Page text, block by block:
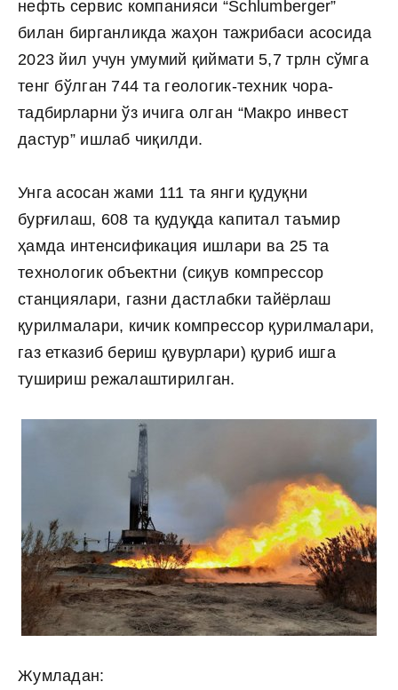
нефть сервис компанияси “Schlumberger”
билан бирганликда жаҳон тажрибаси асосида
2023 йил учун умумий қиймати 5,7 трлн сўмга
тенг бўлган 744 та геологик-техник чора-
тадбирларни ўз ичига олган “Макро инвест
дастур” ишлаб чиқилди.
Унга асосан жами 111 та янги қудуқни
бурғилаш, 608 та қудуқда капитал таъмир
ҳамда интенсификация ишлари ва 25 та
технологик объектни (сиқув компрессор
станциялари, газни дастлабки тайёрлаш
қурилмалари, кичик компрессор қурилмалари,
газ етказиб бериш қувурлари) қуриб ишга
тушириш режалаштирилган.
Жумладан: